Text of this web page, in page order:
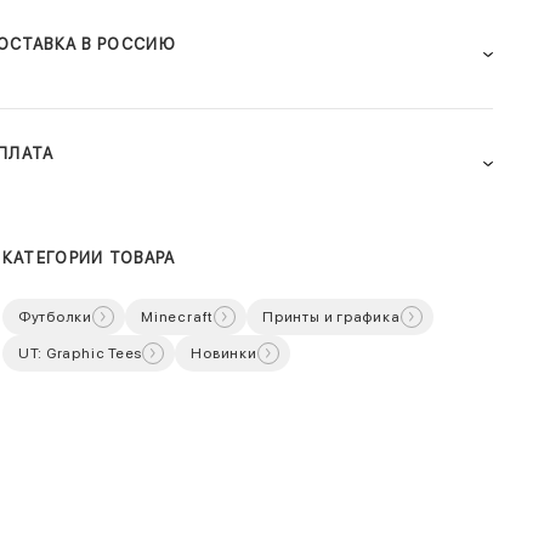
В РОССИЮ
КАТЕГОРИИ ТОВАРА
Футболки Minecraft Принты и графика
UT: Graphic Tees Новинки